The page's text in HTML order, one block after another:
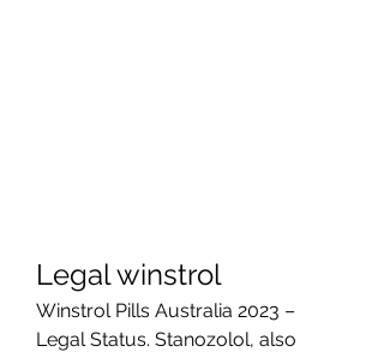
Legal winstrol
Winstrol Pills Australia 2023 –
Legal Status. Stanozolol, also